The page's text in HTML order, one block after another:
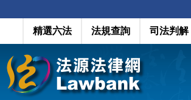
精選六法 法規查詢 司法判解